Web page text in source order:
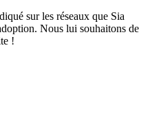
sur les réseaux que Sia
Nous lui souhaitons de
!